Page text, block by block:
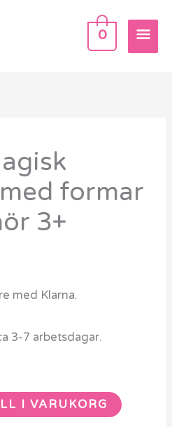
0
formar
3+
med Klarna.
3-7 arbetsdagar.
I VARUKORG